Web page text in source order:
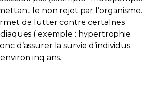
le non rejet par
de lutter contre certalnes
( exemple : hypertrophie
d’assurer la survie d’individus
inq ans.